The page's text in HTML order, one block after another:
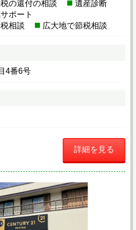
の還付の相談
遺産診断
ポート
相談
広大地で節税相談
4番6号
詳細を見る